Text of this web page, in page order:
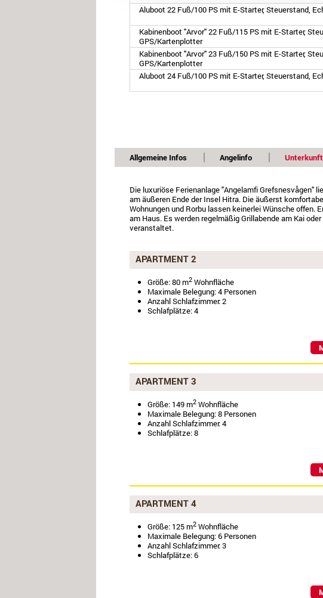
Aluboot 22 Fuß/100 PS mit E-Starter, Steuerstand,
Kabinenboot "Arvor" 22 Fuß/115 PS mit E-Starter,
GPS/Kartenplotter
Kabinenboot "Arvor" 23 Fuß/150 PS mit E-Starter,
GPS/Kartenplotter
Aluboot 24 Fuß/100 PS mit E-Starter, Steuerstand,
Allgemeine Infos Angelinfo Unterkunft
Die luxuriöse Ferienanlage "Angelamfi Grefsnesvågen"
am äußeren Ende der Insel Hitra. Die äußerst
Wohnungen und Rorbu lassen keinerlei Wünsche offen.
am Haus. Es werden regelmäßig Grillabende am Kai
veranstaltet.
APARTMENT 2
Größe: 80 m2 Wohnfläche
Maximale Belegung: 4 Personen
Anzahl Schlafzimmer: 2
Schlafplätze: 4
APARTMENT 3
Größe: 149 m2 Wohnfläche
Maximale Belegung: 8 Personen
Anzahl Schlafzimmer: 4
Schlafplätze: 8
APARTMENT 4
Größe: 125 m2 Wohnfläche
Maximale Belegung: 6 Personen
Anzahl Schlafzimmer: 3
Schlafplätze: 6